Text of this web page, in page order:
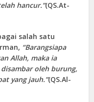
hancur.”(QS.At-
salah satu
“Barangsiapa
Allah, maka ia
oleh burung,
yang jauh.”(QS.Al-